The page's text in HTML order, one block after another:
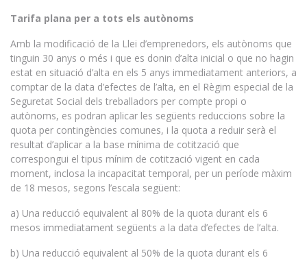
Tarifa plana per a tots els autònoms
Amb la modificació de la Llei d’emprenedors, els autònoms que
tinguin 30 anys o més i que es donin d’alta inicial o que no hagin
estat en situació d’alta en els 5 anys immediatament anteriors, a
comptar de la data d’efectes de l’alta, en el Règim especial de la
Seguretat Social dels treballadors per compte propi o
autònoms, es podran aplicar les següents reduccions sobre la
quota per contingències comunes, i la quota a reduir serà el
resultat d’aplicar a la base mínima de cotització que
correspongui el tipus mínim de cotització vigent en cada
moment, inclosa la incapacitat temporal, per un període màxim
de 18 mesos, segons l’escala següent:
a) Una reducció equivalent al 80% de la quota durant els 6
mesos immediatament següents a la data d’efectes de l’alta.
b) Una reducció equivalent al 50% de la quota durant els 6